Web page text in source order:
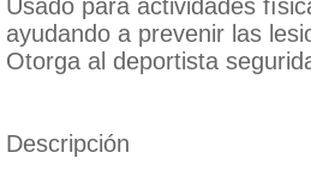
Usado para actividades
ayudando a prevenir las
Otorga al deportista
Descripción